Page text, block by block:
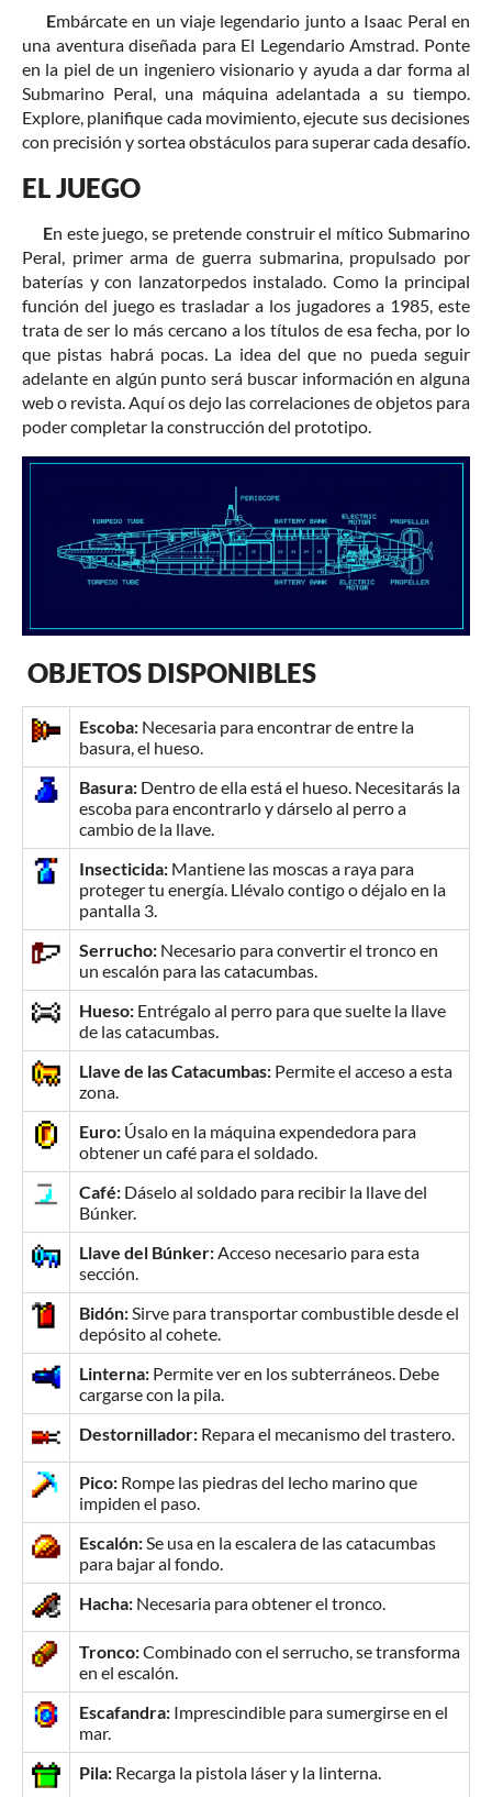
Embárcate en un viaje legendario junto a Isaac Peral en
una aventura diseñada para El Legendario Amstrad. Ponte
en la piel de un ingeniero visionario y ayuda a dar forma al
Submarino Peral, una máquina adelantada a su tiempo.
Explore, planifique cada movimiento, ejecute sus decisiones
con precisión y sortea obstáculos para superar cada desafío.
EL JUEGO
En este juego, se pretende construir el mítico Submarino
Peral, primer arma de guerra submarina, propulsado por
baterías y con lanzatorpedos instalado. Como la principal
función del juego es trasladar a los jugadores a 1985, este
trata de ser lo más cercano a los títulos de esa fecha, por lo
que pistas habrá pocas. La idea del que no pueda seguir
adelante en algún punto será buscar información en alguna
web o revista. Aquí os dejo las correlaciones de objetos para
poder completar la construcción del prototipo.
OBJETOS DISPONIBLES
Escoba: Necesaria para encontrar de entre la
basura, el hueso.
Basura: Dentro de ella está el hueso. Necesitarás la
escoba para encontrarlo y dárselo al perro a
cambio de la llave.
Insecticida: Mantiene las moscas a raya para
proteger tu energía. Llévalo contigo o déjalo en la
pantalla 3.
Serrucho: Necesario para convertir el tronco en
un escalón para las catacumbas.
Hueso: Entrégalo al perro para que suelte la llave
de las catacumbas.
Llave de las Catacumbas: Permite el acceso a esta
zona.
Euro: Úsalo en la máquina expendedora para
obtener un café para el soldado.
Café: Dáselo al soldado para recibir la llave del
Búnker.
Llave del Búnker: Acceso necesario para esta
sección.
Bidón: Sirve para transportar combustible desde el
depósito al cohete.
Linterna: Permite ver en los subterráneos. Debe
cargarse con la pila.
Destornillador: Repara el mecanismo del trastero.
Pico: Rompe las piedras del lecho marino que
impiden el paso.
Escalón: Se usa en la escalera de las catacumbas
para bajar al fondo.
Hacha: Necesaria para obtener el tronco.
Tronco:Combinado con el serrucho, se transforma
en el escalón.
Escafandra: Imprescindible para sumergirse en el
mar.
Pila: Recarga la pistola láser y la linterna.